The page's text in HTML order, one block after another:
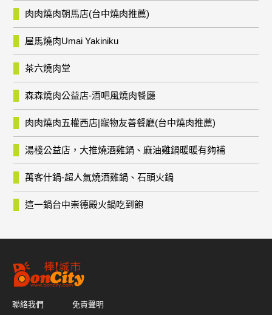
肉肉燒肉朝馬店(台中燒肉推薦)
屋馬燒肉Umai Yakiniku
茶六燒肉堂
森森燒肉公益店-酒吧風燒肉餐廳
肉肉燒肉五權西店|寵物友善餐廳(台中燒肉推薦)
湯棧公益店，大推燒酒雞鍋、麻油雞鍋暖暖有夠補
萬客什鍋-超人氣燒酒雞鍋、石頭火鍋
這一鍋台中崇德殿火鍋吃到飽
聯絡我們 免責聲明